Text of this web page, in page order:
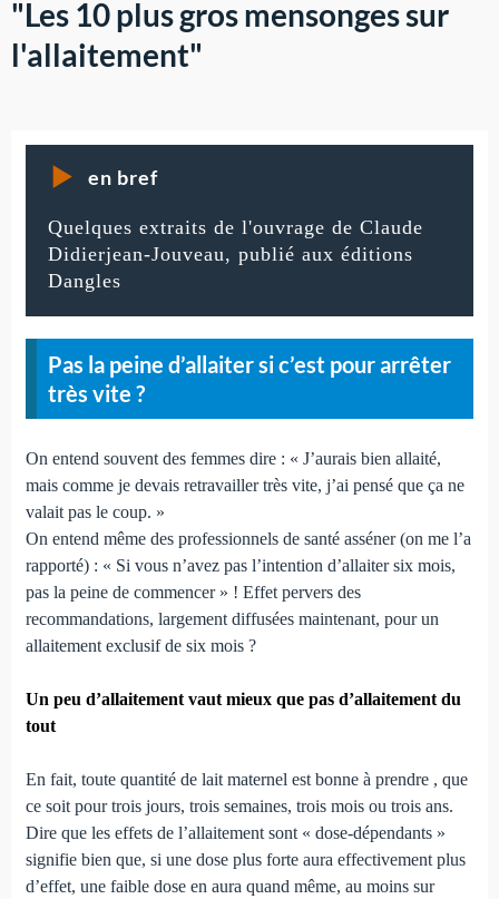
"Les 10 plus gros mensonges sur
l'allaitement"
en bref
Quelques extraits de l'ouvrage de Claude
Didierjean-Jouveau, publié aux éditions
Dangles
Pas la peine d’allaiter si c’est pour arrêter
très vite ?
On entend souvent des femmes dire : « J’aurais bien allaité,
mais comme je devais retravailler très vite, j’ai pensé que ça ne
valait pas le coup. »
On entend même des professionnels de santé asséner (on me l’a
rapporté) : « Si vous n’avez pas l’intention d’allaiter six mois,
pas la peine de commencer » ! Effet pervers des
recommandations, largement diffusées maintenant, pour un
allaitement exclusif de six mois ?
Un peu d’allaitement vaut mieux que pas d’allaitement du
tout
En fait, toute quantité de lait maternel est bonne à prendre , que
ce soit pour trois jours, trois semaines, trois mois ou trois ans.
Dire que les effets de l’allaitement sont « dose-dépendants »
signifie bien que, si une dose plus forte aura effectivement plus
d’effet, une faible dose en aura quand même, au moins sur